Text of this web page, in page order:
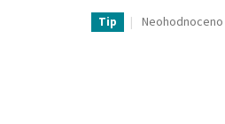
Tip
Průměrné
Neohodnoceno